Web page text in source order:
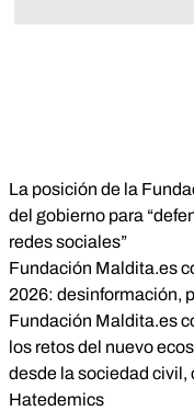
La posición de la
del gobierno para
redes sociales”
Fundación Maldita.es
2026: desinformación,
Fundación Maldita.es
los retos del nuevo
desde la sociedad civil,
Hatedemics